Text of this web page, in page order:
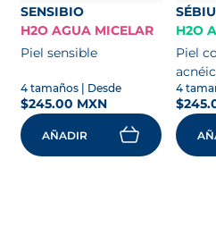
SENSIBIO
H2O AGUA MICELAR
Piel sensible
4 tamaños | Desde
$245.00 MXN
AÑADIR
H2O
Piel
4